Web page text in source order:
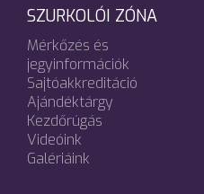
SZURKOLÓI ZÓNA
Mérkőzés és
jegyinformációk
Sajtóakkreditáció
Ajándéktárgy
Kezdőrúgás
Videóink
Galériáink